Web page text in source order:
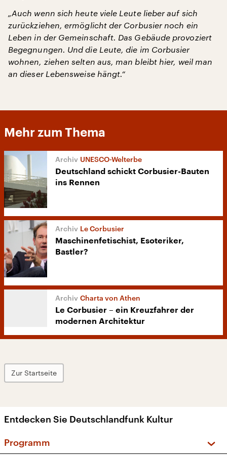
„Auch wenn sich heute viele Leute lieber auf sich
zurückziehen, ermöglicht der Corbusier noch ein
Leben in der Gemeinschaft. Das Gebäude provoziert
Begegnungen. Und die Leute, die im Corbusier
wohnen, ziehen selten aus, man bleibt hier, weil man
an dieser Lebensweise hängt.“
Mehr zum Thema
UNESCO-Welterbe
Deutschland schickt Corbusier-Bauten
ins Rennen
Le Corbusier
Maschinenfetischist, Esoteriker,
Bastler?
Charta von Athen
Le Corbusier – ein Kreuzfahrer der
modernen Architektur
Zur Startseite
Entdecken Sie Deutschlandfunk Kultur
Programm